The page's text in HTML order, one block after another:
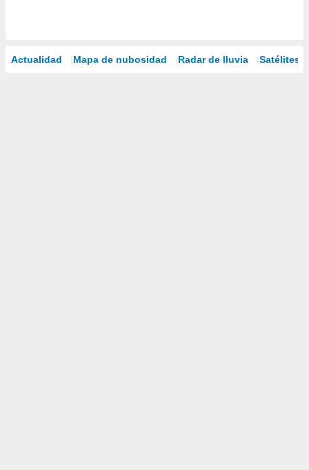
Actualidad Mapa de nubosidad Radar de lluvia Satélites